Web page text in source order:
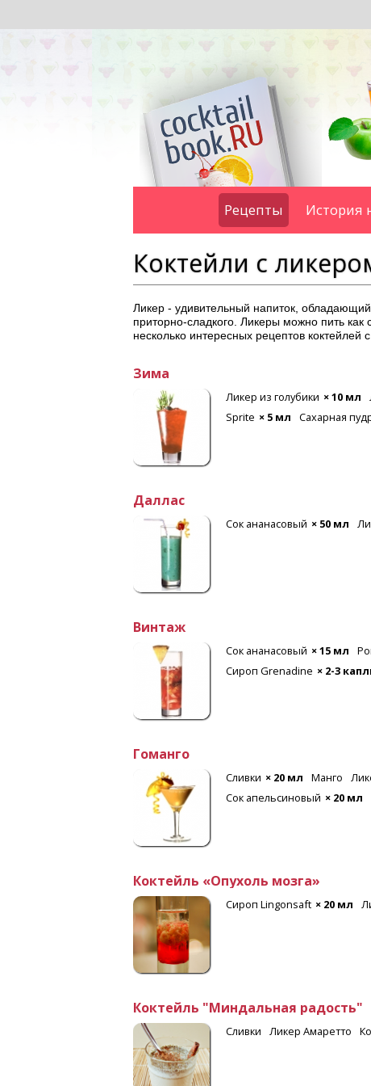
Рецепты История
Коктейли с
Ликер - удивительный напиток,
приторно-сладкого. Ликеры можно пить как
несколько интересных рецептов коктейлей
Зима
Ликер из голубики × 10 мл
Sprite × 5 мл Сахарная
Даллас
Сок ананасовый × 50 мл
Винтаж
Сок ананасовый × 15 мл
Сироп Grenadine × 2-3
Гоманго
Сливки × 20 мл Манго
Сок апельсиновый × 20 мл
Коктейль «Опухоль мозга»
Сироп Lingonsaft × 20 мл
Коктейль "Миндальная радость"
Сливки Ликер Амаретто